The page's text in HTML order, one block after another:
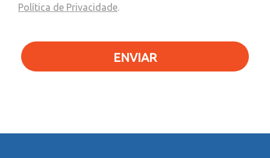
Política de Privacidade.
ENVIAR